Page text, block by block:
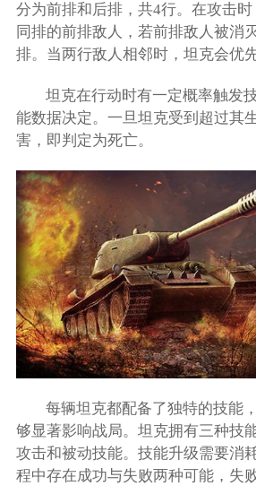
分为前排和后排，共4行。在攻击
同排的前排敌人，若前排敌人被消
排。当两行敌人相邻时，坦克会优
坦克在行动时有一定概率触发
能数据决定。一旦坦克受到超过其
害，即判定为死亡。
每辆坦克都配备了独特的技能
够显著影响战局。坦克拥有三种技
攻击和被动技能。技能升级需要消
程中存在成功与失败两种可能，失